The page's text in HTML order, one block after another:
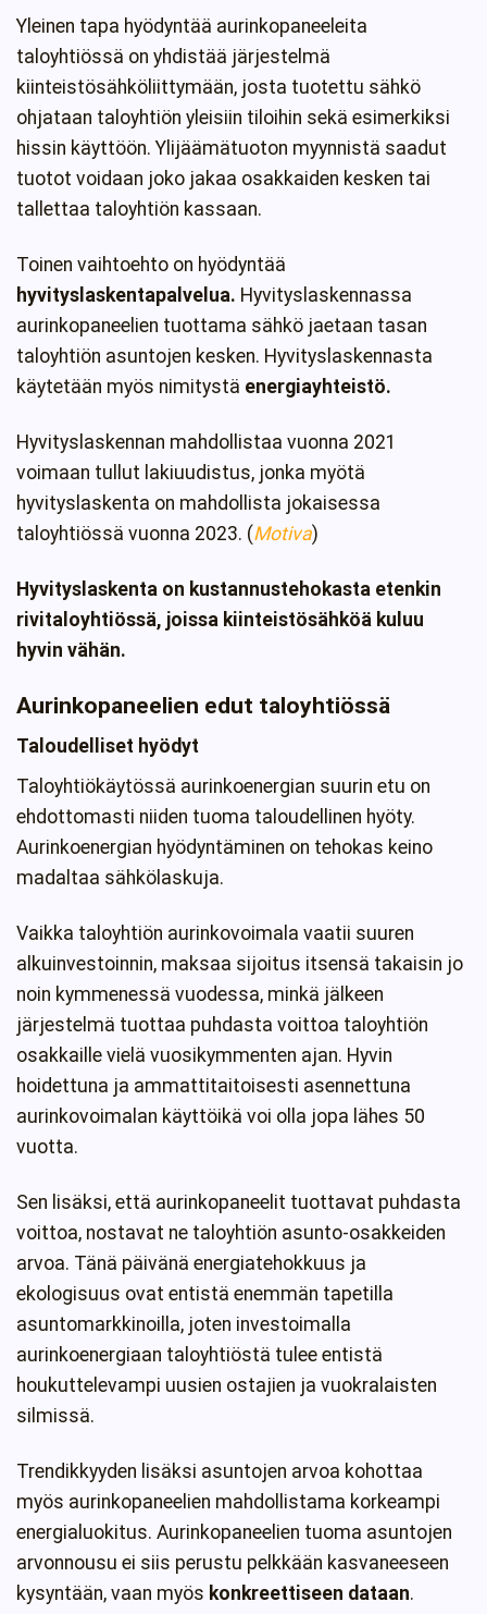
Yleinen tapa hyödyntää aurinkopaneeleita
taloyhtiössä on yhdistää järjestelmä
kiinteistösähköliittymään, josta tuotettu sähkö
ohjataan taloyhtiön yleisiin tiloihin sekä esimerkiksi
hissin käyttöön. Ylijäämätuoton myynnistä saadut
tuotot voidaan joko jakaa osakkaiden kesken tai
tallettaa taloyhtiön kassaan.
Toinen vaihtoehto on hyödyntää
hyvityslaskentapalvelua. Hyvityslaskennassa
aurinkopaneelien tuottama sähkö jaetaan tasan
taloyhtiön asuntojen kesken. Hyvityslaskennasta
käytetään myös nimitystä energiayhteistö.
Hyvityslaskennan mahdollistaa vuonna 2021
voimaan tullut lakiuudistus, jonka myötä
hyvityslaskenta on mahdollista jokaisessa
taloyhtiössä vuonna 2023. (Motiva)
Hyvityslaskenta on kustannustehokasta etenkin
rivitaloyhtiössä, joissa kiinteistösähköä kuluu
hyvin vähän.
Aurinkopaneelien edut taloyhtiössä
Taloudelliset hyödyt
Taloyhtiökäytössä aurinkoenergian suurin etu on
ehdottomasti niiden tuoma taloudellinen hyöty.
Aurinkoenergian hyödyntäminen on tehokas keino
madaltaa sähkölaskuja.
Vaikka taloyhtiön aurinkovoimala vaatii suuren
alkuinvestoinnin, maksaa sijoitus itsensä takaisin jo
noin kymmenessä vuodessa, minkä jälkeen
järjestelmä tuottaa puhdasta voittoa taloyhtiön
osakkaille vielä vuosikymmenten ajan. Hyvin
hoidettuna ja ammattitaitoisesti asennettuna
aurinkovoimalan käyttöikä voi olla jopa lähes 50
vuotta.
Sen lisäksi, että aurinkopaneelit tuottavat puhdasta
voittoa, nostavat ne taloyhtiön asunto-osakkeiden
arvoa. Tänä päivänä energiatehokkuus ja
ekologisuus ovat entistä enemmän tapetilla
asuntomarkkinoilla, joten investoimalla
aurinkoenergiaan taloyhtiöstä tulee entistä
houkuttelevampi uusien ostajien ja vuokralaisten
silmissä.
Trendikkyyden lisäksi asuntojen arvoa kohottaa
myös aurinkopaneelien mahdollistama korkeampi
energialuokitus. Aurinkopaneelien tuoma asuntojen
arvonnousu ei siis perustu pelkkään kasvaneeseen
kysyntään, vaan myös konkreettiseen dataan.